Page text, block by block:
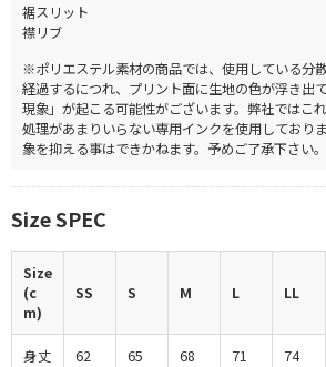
裾スリット
襟リブ
※ポリエステル素材の商品では、使用している分
経過するにつれ、プリント面に生地の色が浮き出
現象」が起こる可能性がございます。弊社ではこ
処理があまりいらない専用インクを使用しており
象を抑える事はできかねます。予めご了承下さい。
Size SPEC
Size
(c
m)
SS S M L LL
身丈 62 65 68 71 74